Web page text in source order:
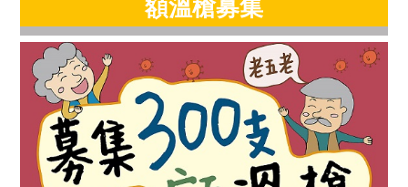
額溫槍募集